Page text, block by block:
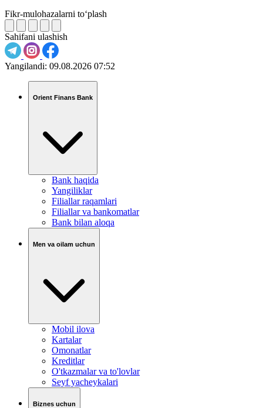
Fikr-mulohazalarni to‘plash
Sahifani ulashish
Yangilandi: 09.08.2026 07:52
Orient Finans Bank
Bank haqida
Yangiliklar
Filiallar raqamlari
Filiallar va bankomatlar
Bank bilan aloqa
Men va oilam uchun
Mobil ilova
Kartalar
Omonatlar
Kreditlar
O'tkazmalar va to'lovlar
Seyf yacheykalari
Biznes uchun